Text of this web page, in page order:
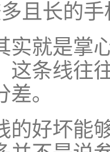
且长的手
实就是掌
这条线往
。
的好坏能